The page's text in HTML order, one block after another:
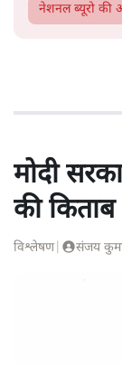
नेशनल ब्यूरो की
मोदी
की किताब
विश्लेषण| संजय